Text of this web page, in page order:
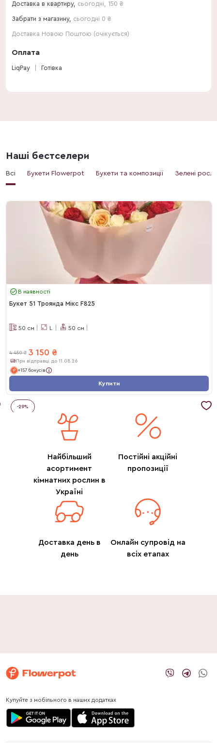
Доставка в квартиру, сьогодні 150 ₴
Забрати з магазину, сьогодні 0 ₴
Доставка Новою Поштою (очікується)
Оплата
LiqPay Готівка
Наші бестселери
Всі Букети Flowerpot Букети та композиції Зелені
В наявності
Букет 51 Троянда Мікс F825
50 см L 50 см
4 450 ₴ 3 150 ₴
При відправці до 11.08.26
+157 бонусів
Купити
-29%
Найбільший
асортимент
кімнатних рослин в
Україні
Постійні акційні
пропозиції
Доставка день в
день
Онлайн супровід на
всіх етапах
Купуйте з мобільного в наших додатках